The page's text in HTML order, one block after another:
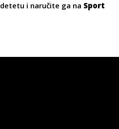
i naručite ga na Sport